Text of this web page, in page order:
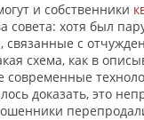
и собственники
совета: хотя был
связанные с
схема, как в
доказать, это